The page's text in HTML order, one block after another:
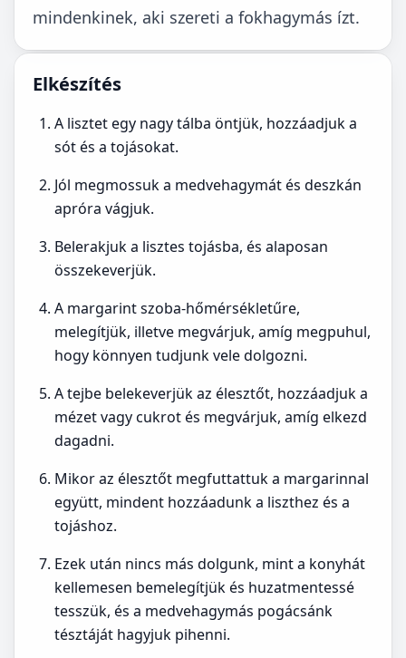
mindenkinek, aki szereti a fokhagymás ízt.
Elkészítés
A lisztet egy nagy tálba öntjük, hozzáadjuk a
sót és a tojásokat.
Jól megmossuk a medvehagymát és deszkán
apróra vágjuk.
Belerakjuk a lisztes tojásba, és alaposan
összekeverjük.
A margarint szoba-hőmérsékletűre,
melegítjük, illetve megvárjuk, amíg megpuhul,
hogy könnyen tudjunk vele dolgozni.
A tejbe belekeverjük az élesztőt, hozzáadjuk a
mézet vagy cukrot és megvárjuk, amíg elkezd
dagadni.
Mikor az élesztőt megfuttattuk a margarinnal
együtt, mindent hozzáadunk a liszthez és a
tojáshoz.
Ezek után nincs más dolgunk, mint a konyhát
kellemesen bemelegítjük és huzatmentessé
tesszük, és a medvehagymás pogácsánk
tésztáját hagyjuk pihenni.